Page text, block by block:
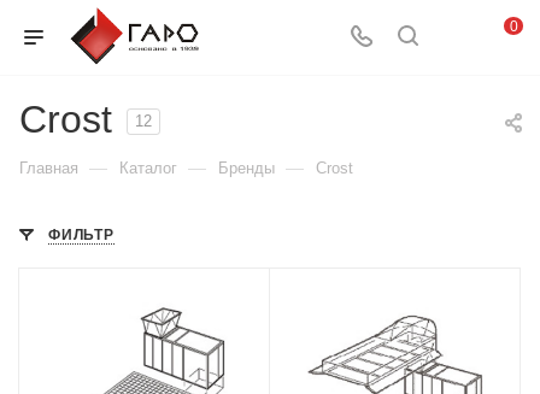
0
Crost 12
Главная — Каталог — Бренды — Crost
ФИЛЬТР